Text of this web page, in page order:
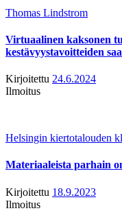
Thomas Lindstrom
Virtuaalinen kaksonen
kestävyystavoitteiden
Kirjoitettu 24.6.2024
Ilmoitus
Helsingin kiertotalouden
Materiaaleista parhain
Kirjoitettu 18.9.2023
Ilmoitus